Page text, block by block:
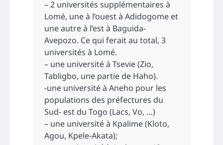
– 2 universités supplémentaires à
Lomé, une à l’ouest à Adidogome et
une autre à l’est à Baguida-
Avepozo. Ce qui ferait au total, 3
universités à Lomé.
– une université à Tsevie (Zio,
Tabligbo, une partie de Haho).
-une université à Aneho pour les
populations des préfectures du
Sud- est du Togo (Lacs, Vo, …)
– une université à Kpalime (Kloto,
Agou, Kpele-Akata);